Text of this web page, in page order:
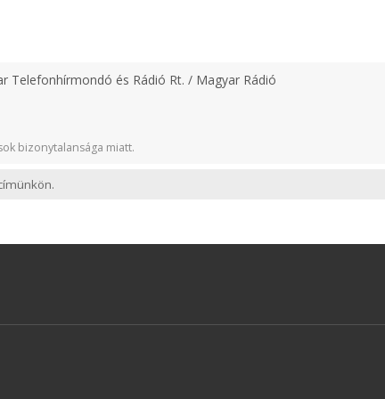
Telefonhírmondó és Rádió Rt. / Magyar Rádió
bizonytalansága miatt.